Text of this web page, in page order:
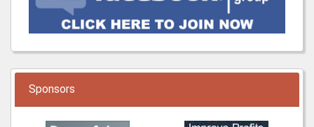
Sponsors